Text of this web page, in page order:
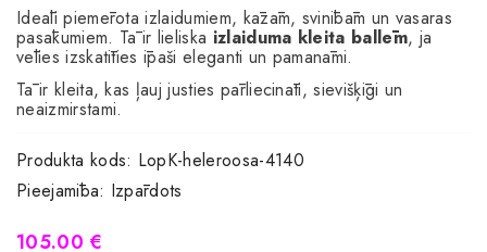
Ideāli piemērota izlaidumiem, kāzām, svinībām un vasaras
pasākumiem. Tā ir lieliska izlaiduma kleita ballēm, ja
vēlies izskatīties īpaši eleganti un pamanāmi.
Tā ir kleita, kas ļauj justies pārliecināti, sievišķīgi un
neaizmirstami.
Produkta kods: LopK-heleroosa-4140
Pieejamība: Izpārdots
105.00 €